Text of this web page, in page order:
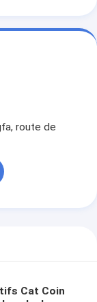
route de
Cat Coin